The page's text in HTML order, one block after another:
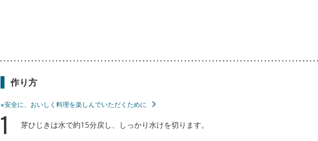
作り方
※安全に、おいしく料理を楽しんでいただくために
1 芽ひじきは水で約15分戻し、しっかり水けを切ります。